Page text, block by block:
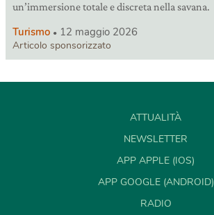
un’immersione totale e discreta nella savana.
Turismo 12 maggio 2026
Articolo sponsorizzato
ATTUALITÀ
NEWSLETTER
APP APPLE (IOS)
APP GOOGLE (ANDROID)
RADIO